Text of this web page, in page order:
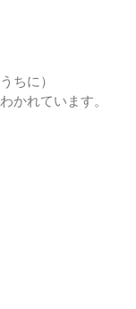
ちに）
かれています。